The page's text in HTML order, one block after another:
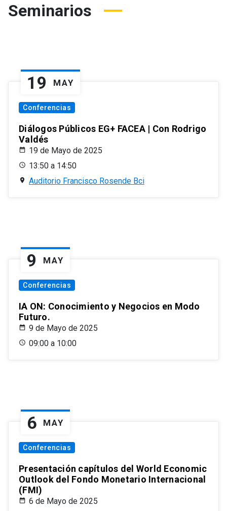
Seminarios
19 MAY
Conferencias
Diálogos Públicos EG+ FACEA | Con Rodrigo
Valdés
19 de Mayo de 2025
13:50 a 14:50
Auditorio Francisco Rosende Bci
9 MAY
Conferencias
IA ON: Conocimiento y Negocios en Modo
Futuro.
9 de Mayo de 2025
09:00 a 10:00
6 MAY
Conferencias
Presentación capítulos del World Economic
Outlook del Fondo Monetario Internacional
(FMI)
6 de Mayo de 2025